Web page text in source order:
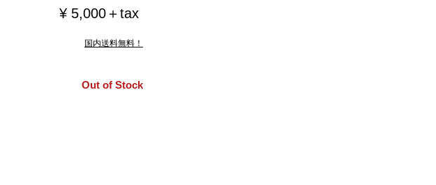
¥ 5,000＋tax
国内送料無料！
Out of Stock